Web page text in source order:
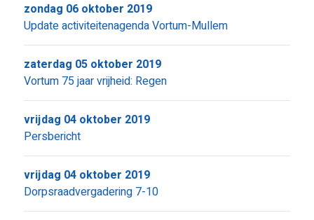
Update activiteitenagenda Vortum-Mullem
zondag 06 oktober 2019
Vortum 75 jaar vrijheid: Regen
zaterdag 05 oktober 2019
Persbericht
vrijdag 04 oktober 2019
Dorpsraadvergadering 7-10
vrijdag 04 oktober 2019